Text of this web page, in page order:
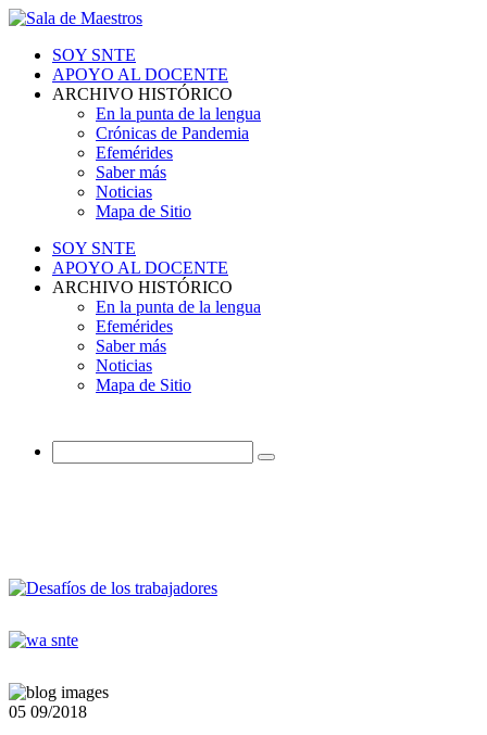
SOY SNTE
APOYO AL DOCENTE
ARCHIVO HISTÓRICO
En la punta de la lengua
Crónicas de Pandemia
Efemérides
Saber más
Noticias
Mapa de Sitio
SOY SNTE
APOYO AL DOCENTE
ARCHIVO HISTÓRICO
En la punta de la lengua
Efemérides
Saber más
Noticias
Mapa de Sitio
05 09/2018